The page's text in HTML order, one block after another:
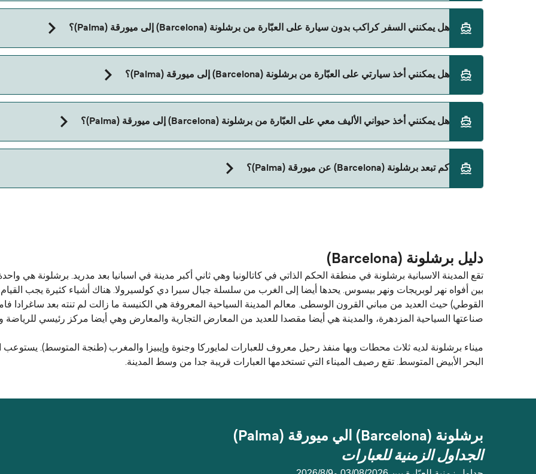
هل يمكنني السفر كراكب بدون سيارة على العبّارة من برشلونة (Barcelona) إلى ميورقة (Palma)؟
نعم، يمكنك السفر كراكب بدون سيارة من برشلونة (Barcelona) إلى ميورقة (Palma) مع:
Grandi Navi Veloci
هل يمكنني أخذ سيارتي على العبّارة من برشلونة (Barcelona) إلى ميورقة (Palma)؟
نعم، يمكنك السفر مع سيارتك على العبّارة من برشلونة (Barcelona) إلى ميورقة (Palma) مع:
هل يمكنني أخذ حيواني الأليف معي على العبّارة من برشلونة (Barcelona) إلى ميورقة (Palma)؟
على العبّارة مع:
كم تبعد برشلونة (Barcelona) عن ميورقة (Palma)؟
دليل برشلونة (Barcelona)
تقع المدينة الاسبانية برشلونة في منطقة الحكم الذاتي في كاتالونيا وهي ثاني أكبر مدينة في اسبانيا بعد مدريد. برشلونة هي
بين أفواه نهر لوبريجات ​​ونهر بيسوس. يحدها أيضا إلى الغرب من سلسلة جبال سيرا دي كولسيرولا. هناك أشياء كثيرة يجب
صناعتها السياحية المزدهرة، والمدينة هي أيضا مقصدا للعديد من المعارض التجارية والمعارض وهي أيضا مركز رئيسي للرياضة
ميناء برشلونة لديه ثلاث محطات وبها منفذ رحيل معروف للعبارات لمايوركا وجنوة وإيبيزا والمغرب (طنجة المتوسط). يستوعب
البحر الأبيض المتوسط. تقع رصيف الميناء التي تستخدمها العبارات قريبة جدا من وسط المدينة.
برشلونة (Barcelona) الي ميورقة (Palma)
الجداول الزمنية للعبارات